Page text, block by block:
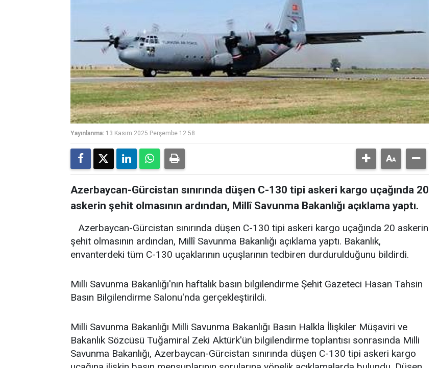
Yayınlanma: 13 Kasım 2025 Perşembe 12:58
Azerbaycan-Gürcistan sınırında düşen C-130 tipi askeri kargo uçağında 20
askerin şehit olmasının ardından, Millî Savunma Bakanlığı açıklama yaptı.
Azerbaycan-Gürcistan sınırında düşen C-130 tipi askeri kargo uçağında 20 askerin
şehit olmasının ardından, Millî Savunma Bakanlığı açıklama yaptı. Bakanlık,
envanterdeki tüm C-130 uçaklarının uçuşlarının tedbiren durdurulduğunu bildirdi.
Milli Savunma Bakanlığı'nın haftalık basın bilgilendirme Şehit Gazeteci Hasan Tahsin
Basın Bilgilendirme Salonu'nda gerçekleştirildi.
Milli Savunma Bakanlığı Milli Savunma Bakanlığı Basın Halkla İlişkiler Müşaviri ve
Bakanlık Sözcüsü Tuğamiral Zeki Aktürk'ün bilgilendirme toplantısı sonrasında Milli
Savunma Bakanlığı, Azerbaycan-Gürcistan sınırında düşen C-130 tipi askeri kargo